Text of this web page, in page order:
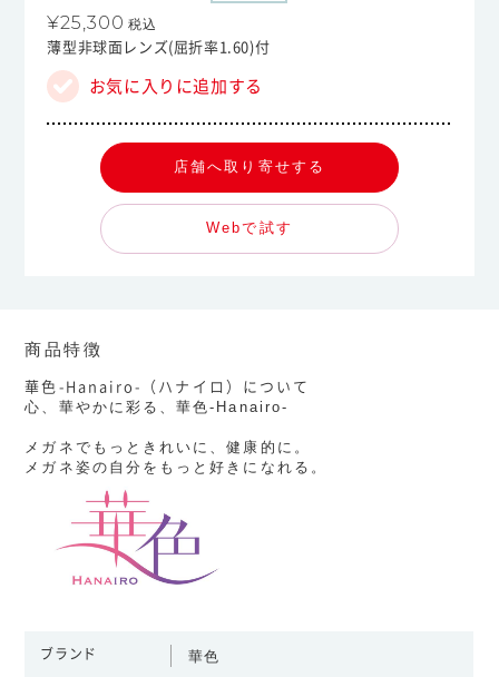
¥25,300 税込
薄型非球面レンズ(屈折率1.60)付
お気に入りに追加する
店舗へ取り寄せする
Webで試す
商品特徴
華色-Hanairo-（ハナイロ）について
心、華やかに彩る、華色-Hanairo-
メガネでもっときれいに、健康的に。
メガネ姿の自分をもっと好きになれる。
ブランド 華色